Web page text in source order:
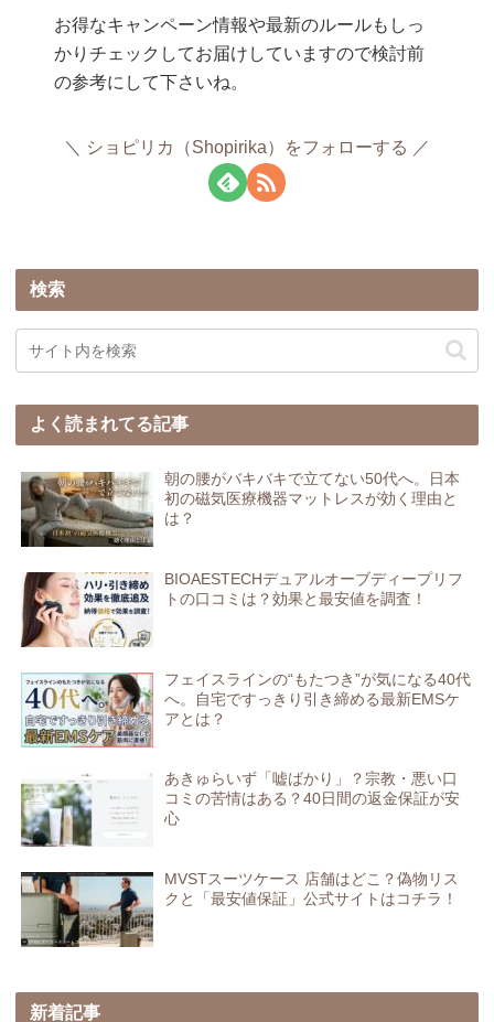
お得なキャンペーン情報や最新のルールもしっ
かりチェックしてお届けしていますので検討前
の参考にして下さいね。
ショピリカ（Shopirika）をフォローする
検索
よく読まれてる記事
朝の腰がバキバキで立てない50代へ。日本
初の磁気医療機器マットレスが効く理由と
は？
BIOAESTECHデュアルオーブディープリフ
トの口コミは？効果と最安値を調査！
フェイスラインの“もたつき”が気になる40代
へ。自宅ですっきり引き締める最新EMSケ
アとは？
あきゅらいず「嘘ばかり」？宗教・悪い口
コミの苦情はある？40日間の返金保証が安
心
MVSTスーツケース 店舗はどこ？偽物リス
クと「最安値保証」公式サイトはコチラ！
新着記事